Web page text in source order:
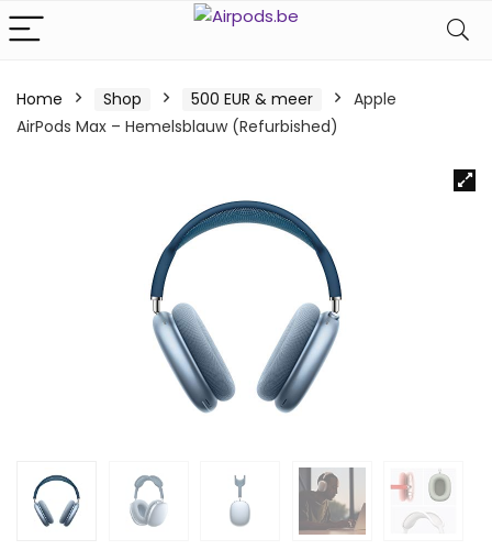
Home Shop 500 EUR & meer
Apple
AirPods Max – Hemelsblauw (Refurbished)